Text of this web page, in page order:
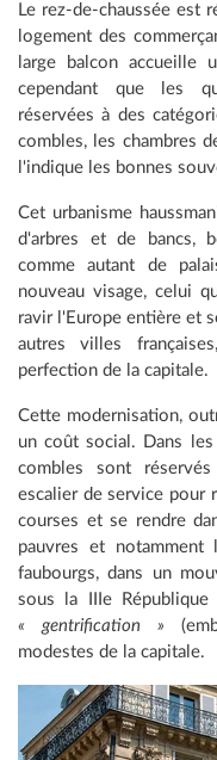
Le rez-de-chaussée est
logement des
large balcon accueille
cependant que les
réservées à des
combles, les chambres
l'indique les bonnes
Cet urbanisme
d'arbres et de bancs,
comme autant de
nouveau visage, celui
ravir l'Europe entière et
autres villes
perfection de la capitale.
Cette modernisation,
un coût social. Dans les
combles sont
escalier de service pour
courses et se rendre
pauvres et
faubourgs, dans un
sous la IIIe
« gentrification »
modestes de la capitale.